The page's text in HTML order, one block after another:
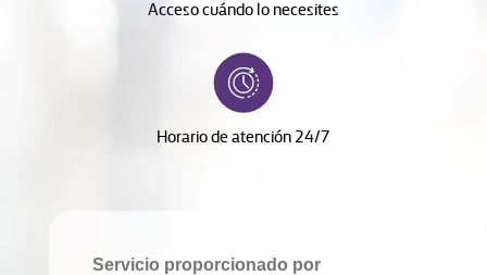
Acceso cuándo lo necesites
Horario de atención 24/7
Servicio proporcionado por